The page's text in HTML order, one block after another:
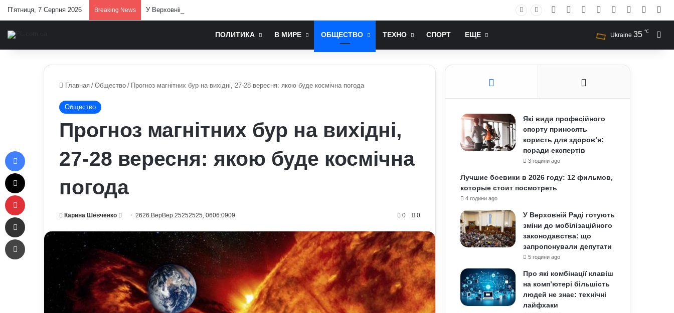
П’ятниця, 7 Серпня 2026 Breaking News У Верховній Раді готують зміни до мобілізаційного законодавства: що запропонували депутати Facebook YouTubeInstagram
RSS Log In
ПОЛИТИКА В МИРЕ ОБЩЕСТВО ТЕХНО СПОРТ ЕЩЕ Ukraine 35 ℃
Главная / Общество / Прогноз магнітних бур на вихідні, 27-28 вересня: якою буде космічна погода
Общество
Прогноз магнітних бур на вихідні,
27-28 вересня: якою буде космічна
погода
Карина Шевченко
Send
email
2626.ВерВер.25252525, 0606:0909 0 0
Які види професійного
спорту приносять
користь для здоров’я:
поради експертів
3 години ago
Лучшие боевики в 2026 году: 12 фильмов,
которые стоит посмотреть
4 години ago
У Верховній Раді готують
зміни до мобілізаційного
законодавства: що
запропонували депутати
5 години ago
Про які комбінації клавіш
на комп’ютері більшість
людей не знає: технічні
лайфхаки
Печать